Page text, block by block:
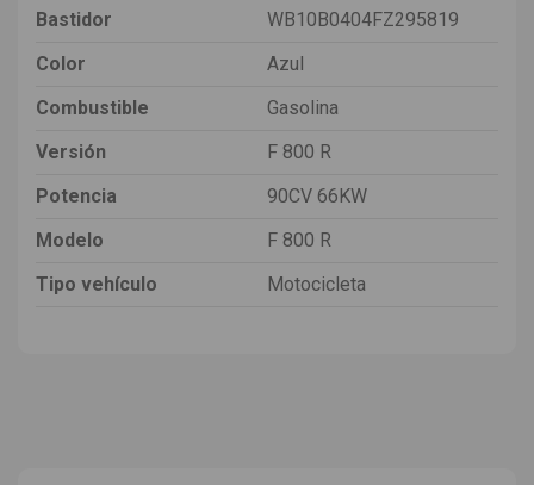
Bastidor
WB10B0404FZ295819
Color
Azul
Combustible
Gasolina
Versión
F 800 R
Potencia
90CV 66KW
Modelo
F 800 R
Tipo vehículo
Motocicleta